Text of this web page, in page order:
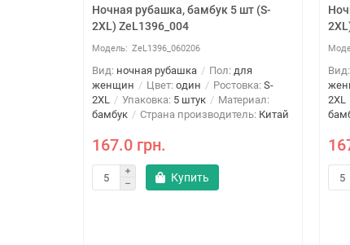
Ночная рубашка, бамбук 5 шт (S-
2XL) ZeL1396_004
ZeL1396_060206
Вид: ночная рубашка Пол: для
женщин
Цвет: один Ростовка: S-
2XL
Упаковка: 5 штук
Материал:
бамбук
Страна производитель: Китай
167.0 грн.
Купить
Вид:
2XL